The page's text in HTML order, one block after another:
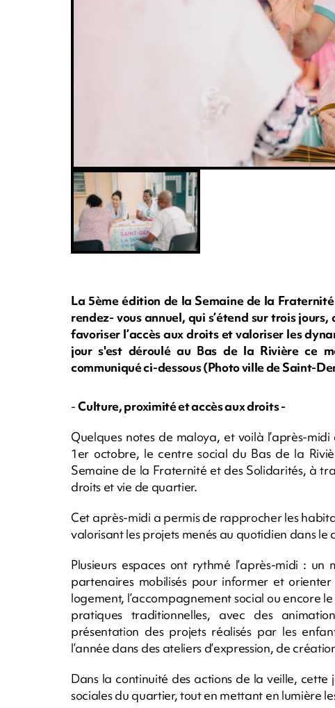
La 5ème édition de la Semaine de la
rendez- vous annuel, qui s’étend sur trois
favoriser l’accès aux droits et valoriser les
jour s'est déroulé au Bas de la Rivière ce
communiqué ci-dessous (Photo ville de Saint-
-Culture, proximité et accès aux droits -
Quelques notes de maloya, et voilà l’après-
1er octobre, le centre social du Bas de la
Semaine de la Fraternité et des Solidarités, à
droits et vie de quartier.
Cet après-midi a permis de rapprocher les
valorisant les projets menés au quotidien dans le
Plusieurs espaces ont rythmé l’après-midi :
partenaires mobilisés pour informer et
logement, l’accompagnement social ou encore
pratiques traditionnelles, avec des
présentation des projets réalisés par les
l’année dans des ateliers d’expression, de
Dans la continuité des actions de la veille,
sociales du quartier, tout en mettant en lumière